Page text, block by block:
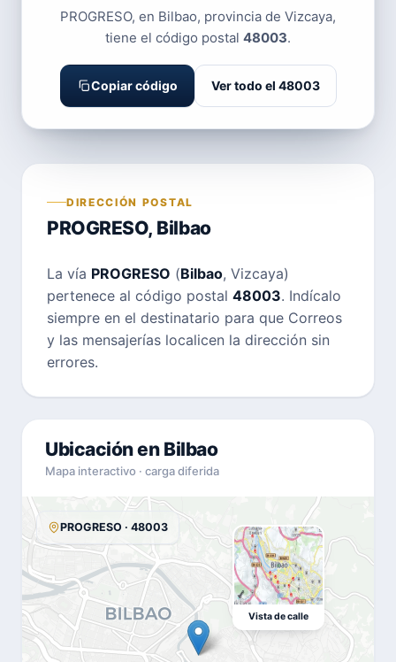
PROGRESO, en Bilbao, provincia de Vizcaya,
tiene el código postal 48003.
Copiar código Ver todo el 48003
DIRECCIÓN POSTAL
PROGRESO, Bilbao
La vía PROGRESO (Bilbao, Vizcaya)
pertenece al código postal 48003. Indícalo
siempre en el destinatario para que Correos
y las mensajerías localicen la dirección sin
errores.
Ubicación en Bilbao
Mapa interactivo · carga diferida
PROGRESO · 48003
Vista de calle